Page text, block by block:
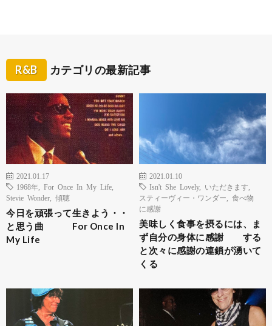
R&B カテゴリの最新記事
2021.01.17
1968年
For Once In My Life
Stevie Wonder
傾聴
今日を頑張って生きよう・・
と思う曲 For Once In
My Life
2021.01.10
Isn't She Lovely, いただきます
スティーヴィー・ワンダー
食べ物
に感謝
美味しく食事を摂るには、ま
ず自分の身体に感謝 する
と次々に感謝の連鎖が湧いて
くる